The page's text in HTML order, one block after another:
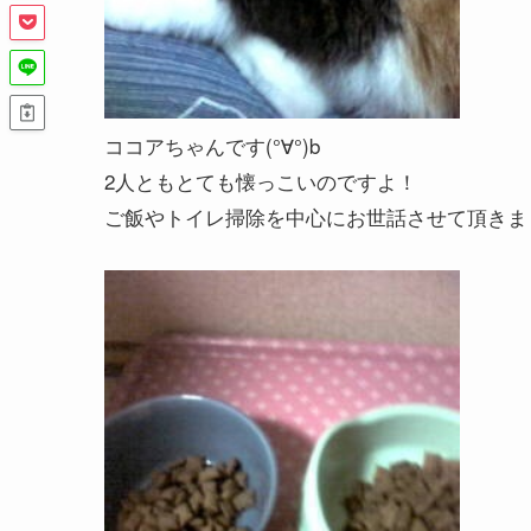
ココアちゃんです(°∀°)b
2人ともとても懐っこいのですよ！
ご飯やトイレ掃除を中心にお世話させて頂き